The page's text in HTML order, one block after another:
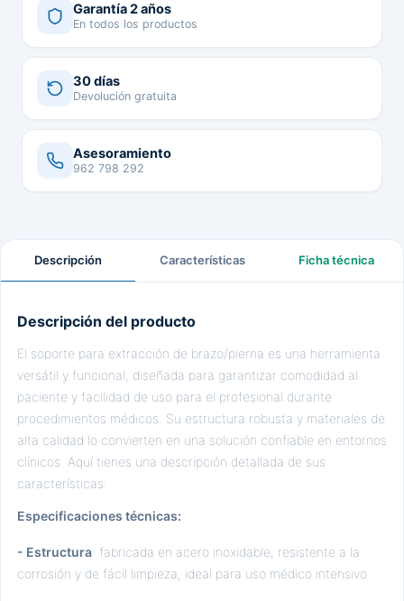
Garantía 2 años
En todos los productos
30 días
Devolución gratuita
Asesoramiento
962 798 292
Descripción Características Ficha técnica
Descripción del producto
El soporte para extracción de brazo/pierna es una herramienta
versátil y funcional, diseñada para garantizar comodidad al
paciente y facilidad de uso para el profesional durante
procedimientos médicos. Su estructura robusta y materiales de
alta calidad lo convierten en una solución confiable en entornos
clínicos. Aquí tienes una descripción detallada de sus
características:
Especificaciones técnicas:
- Estructura: fabricada en acero inoxidable, resistente a la
corrosión y de fácil limpieza, ideal para uso médico intensivo.